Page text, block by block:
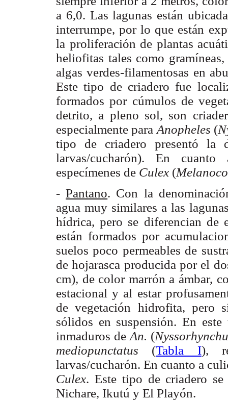
a 6,0. Las lagunas están
interrumpe, por lo que están
la proliferación de plantas
heliofitas tales como
algas verdes-filamentosas en
Este tipo de criadero fue
formados por cúmulos de
detrito, a pleno sol, son
especialmente para Anopheles (
tipo de criadero presentó la
larvas/cucharón). En
especímenes de Culex (
-Pantano. Con la
agua muy similares a las
hídrica, pero se diferencian de
están formados por
suelos poco permeables de
de hojarasca producida por el
cm), de color marrón a ámbar,
estacional y al estar
de vegetación hidrofita, pero
sólidos en suspensión. En
inmaduros de An. (
mediopunctatus (Tabla I),
larvas/cucharón. En cuanto a
Culex. Este tipo de criadero
Nichare, Ikutú y El Playón.